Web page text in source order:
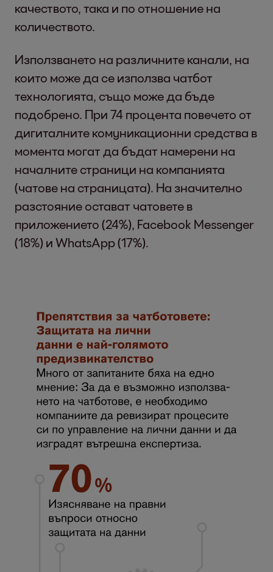
качеството, така и по отношение на
количеството.
Използването на различните канали, на
които може да се използва чатбот
технологията, също може да бъде
подобрено. При 74 процента повечето от
дигиталните комуникационни средства в
момента могат да бъдат намерени на
началните страници на компанията
(чатове на страницата). На значително
разстояние остават чатовете в
приложението (24%), Facebook Messenger
(18%) и WhatsApp (17%).